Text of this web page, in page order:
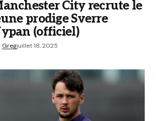
e-mail et
pour mon
nouveaux articles par e-mail.
City recrute le
prodige Sverre
(officiel)
Gregjuillet 18, 2025